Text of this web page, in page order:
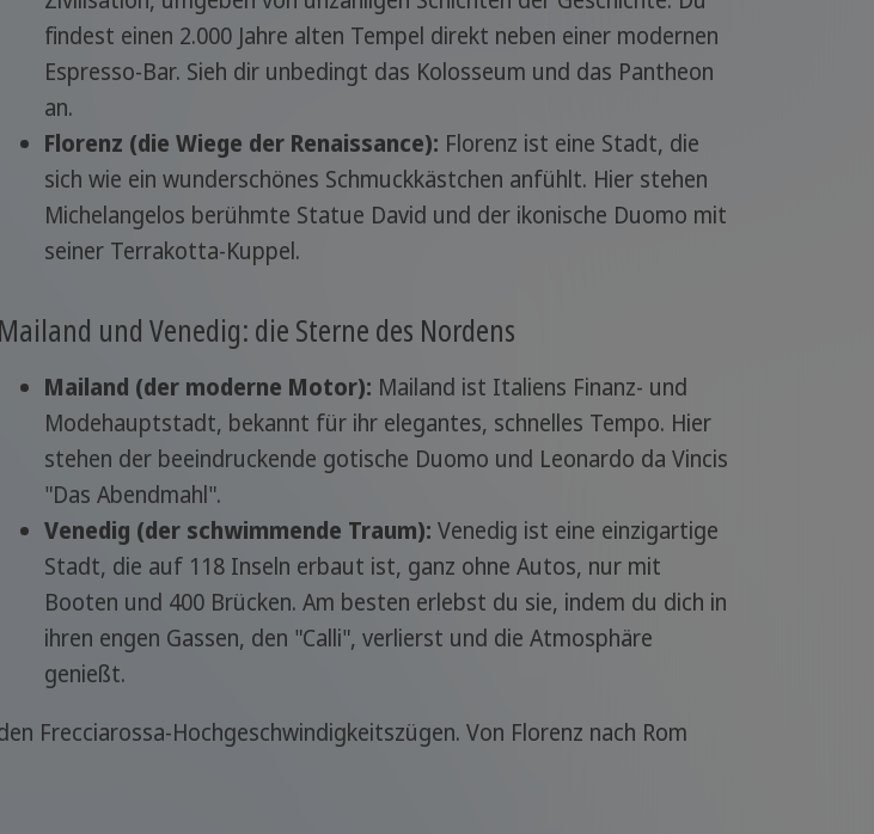
findest einen 2.000 Jahre alten Tempel direkt neben einer modernen
Espresso-Bar. Sieh dir unbedingt das Kolosseum und das Pantheon
an.
Florenz (die Wiege der Renaissance): Florenz ist eine Stadt, die
sich wie ein wunderschönes Schmuckkästchen anfühlt. Hier stehen
Michelangelos berühmte Statue David und der ikonische Duomo mit
seiner Terrakotta-Kuppel.
Mailand und Venedig: die Sterne des Nordens
Mailand (der moderne Motor): Mailand ist Italiens Finanz- und
Modehauptstadt, bekannt für ihr elegantes, schnelles Tempo. Hier
stehen der beeindruckende gotische Duomo und Leonardo da Vincis
"Das Abendmahl".
Venedig (der schwimmende Traum): Venedig ist eine einzigartige
Stadt, die auf 118 Inseln erbaut ist, ganz ohne Autos, nur mit
Booten und 400 Brücken. Am besten erlebst du sie, indem du dich in
ihren engen Gassen, den "Calli", verlierst und die Atmosphäre
genießt.
Frecciarossa-Hochgeschwindigkeitszügen. Von Florenz nach Rom